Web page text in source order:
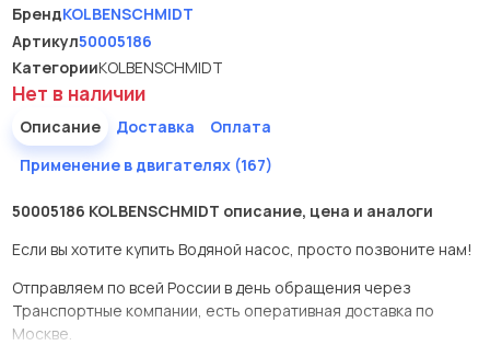
БрендKOLBENSCHMIDT
Артикул50005186
КатегорииKOLBENSCHMIDT
Нет в наличии
Описание Доставка
Оплата
Применение в двигателях (167)
50005186 KOLBENSCHMIDT описание, цена и аналоги
Если вы хотите купить Водяной насос, просто позвоните нам!
Отправляем по всей России в день обращения через
Транспортные компании, есть оперативная доставка по
Москве.